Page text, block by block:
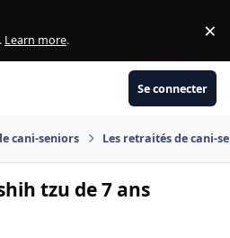
Learn more. ×
Se connecter
cani-seniors Les retraités de cani-
tzu de 7 ans